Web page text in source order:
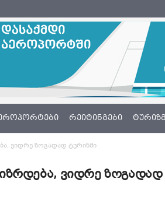
ᲠᲔᲘᲢᲘᲜᲒᲔᲑᲘ
ვიდრე ზოგადად ტურიზმი
ვიდრე ზოგადად